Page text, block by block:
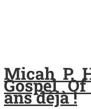
Micah P.
Gospel
ans déjà !